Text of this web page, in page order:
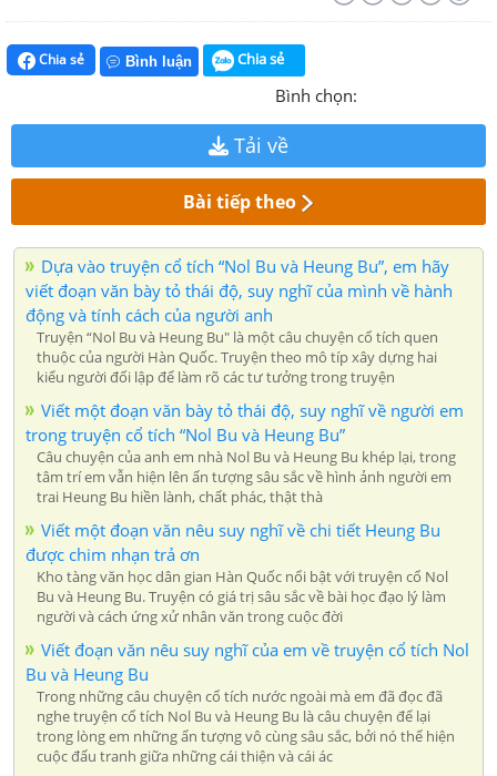
Chia sẻ Bình luận Chia sẻ
Bình chọn:
Tải về
Bài tiếp theo
Dựa vào truyện cổ tích “Nol Bu và Heung Bu”, em hãy
viết đoạn văn bày tỏ thái độ, suy nghĩ của mình về hành
động và tính cách của người anh
Truyện “Nol Bu và Heung Bu" là một câu chuyện cổ tích quen
thuộc của người Hàn Quốc. Truyện theo mô típ xây dựng hai
kiểu người đối lập để làm rõ các tư tưởng trong truyện
Viết một đoạn văn bày tỏ thái độ, suy nghĩ về người em
trong truyện cổ tích “Nol Bu và Heung Bu”
Câu chuyện của anh em nhà Nol Bu và Heung Bu khép lại, trong
tâm trí em vẫn hiện lên ấn tượng sâu sắc về hình ảnh người em
trai Heung Bu hiền lành, chất phác, thật thà
Viết một đoạn văn nêu suy nghĩ về chi tiết Heung Bu
được chim nhạn trả ơn
Kho tàng văn học dân gian Hàn Quốc nổi bật với truyện cổ Nol
Bu và Heung Bu. Truyện có giá trị sâu sắc về bài học đạo lý làm
người và cách ứng xử nhân văn trong cuộc đời
Viết đoạn văn nêu suy nghĩ của em về truyện cổ tích Nol
Bu và Heung Bu
Trong những câu chuyện cổ tích nước ngoài mà em đã đọc đã
nghe truyện cổ tích Nol Bu và Heung Bu là câu chuyện để lại
trong lòng em những ấn tượng vô cùng sâu sắc, bởi nó thể hiện
cuộc đấu tranh giữa những cái thiện và cái ác